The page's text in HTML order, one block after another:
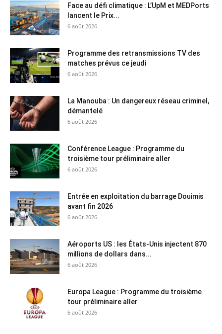
Face au défi climatique : L’UpM et MEDPorts
lancent le Prix...
6 août 2026
Programme des retransmissions TV des
matches prévus ce jeudi
6 août 2026
La Manouba : Un dangereux réseau criminel,
démantelé
6 août 2026
Conférence League : Programme du
troisième tour préliminaire aller
6 août 2026
Entrée en exploitation du barrage Douimis
avant fin 2026
6 août 2026
Aéroports US : les États-Unis injectent 870
millions de dollars dans...
6 août 2026
Europa League : Programme du troisième
tour préliminaire aller
6 août 2026